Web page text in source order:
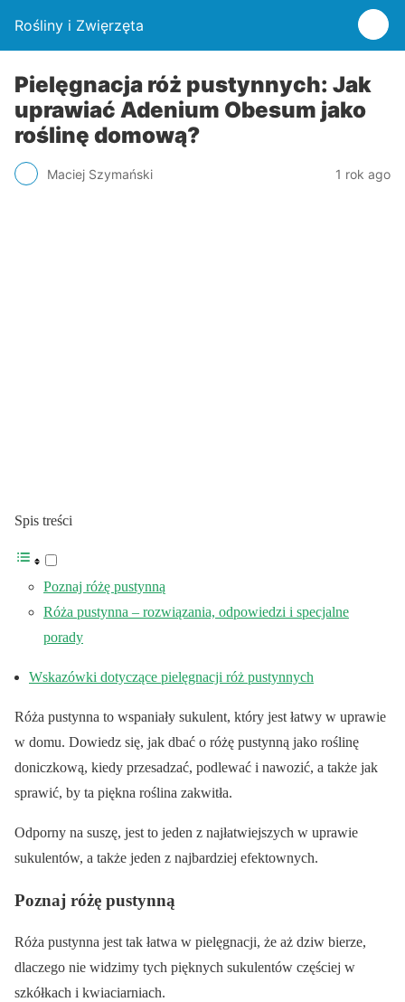
Rośliny i Zwięrzęta
Pielęgnacja róż pustynnych: Jak
uprawiać Adenium Obesum jako
roślinę domową?
Maciej Szymański 1 rok ago
Spis treści
Poznaj różę pustynną
Róża pustynna – rozwiązania, odpowiedzi i specjalne
porady
Wskazówki dotyczące pielęgnacji róż pustynnych
Róża pustynna to wspaniały sukulent, który jest łatwy w uprawie
w domu. Dowiedz się, jak dbać o różę pustynną jako roślinę
doniczkową, kiedy przesadzać, podlewać i nawozić, a także jak
sprawić, by ta piękna roślina zakwitła.
Odporny na suszę, jest to jeden z najłatwiejszych w uprawie
sukulentów, a także jeden z najbardziej efektownych.
Poznaj różę pustynną
Róża pustynna jest tak łatwa w pielęgnacji, że aż dziw bierze,
dlaczego nie widzimy tych pięknych sukulentów częściej w
szkółkach i kwiaciarniach.